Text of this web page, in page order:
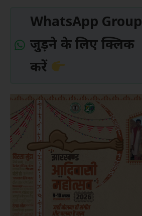
WhatsApp Group
जुड़ने के लिए क्लिक
करें